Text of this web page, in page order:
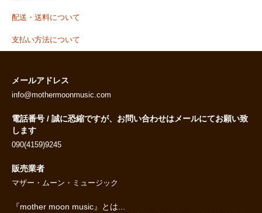
配送・送料について
支払い方法について
メールアドレス
info@mothermoonmusic.com
電話番号 / 誠に恐縮ですが、お問い合わせはメールにてお願い致
します
090(4159)9245
販売業者
マザー・ムーン・ミュージック
『mother moon music』とは...